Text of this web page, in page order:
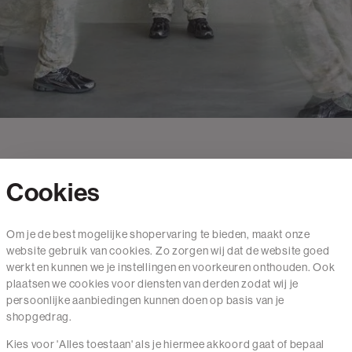
Mail ons
020 - 3412 650
Van maandag t/m vrijdag van 8.30 uur tot 18.00 uur.
Cookies
Om je de best mogelijke shopervaring te bieden, maakt onze
website gebruik van cookies. Zo zorgen wij dat de website goed
werkt en kunnen we je instellingen en voorkeuren onthouden. Ook
plaatsen we cookies voor diensten van derden zodat wij je
persoonlijke aanbiedingen kunnen doen op basis van je
shopgedrag.
Kies voor 'Alles toestaan' als je hiermee akkoord gaat of bepaal